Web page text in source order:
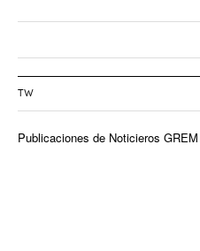
TW
Publicaciones de Noticieros GREM